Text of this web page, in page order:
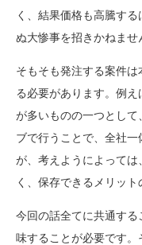
く、結果価格も高騰す
ぬ大惨事を招きかねませ
そもそも発注する案件
る必要があります。例
が多いものの一つとし
ブで行うことで、全社
が、考えようによって
く、保存できるメリット
今回の話全てに共通す
味することが必要です